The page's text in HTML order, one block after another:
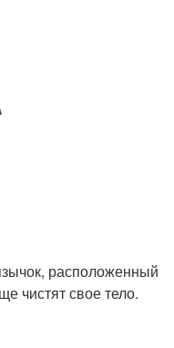
расположенный
чистят свое тело.